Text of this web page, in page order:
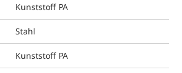
Kunststoff PA
Stahl
Kunststoff PA